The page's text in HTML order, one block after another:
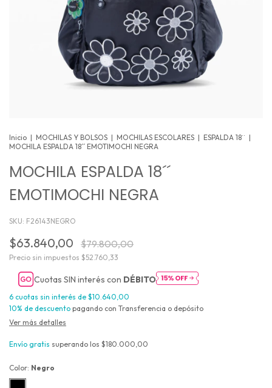
Inicio | MOCHILAS Y BOLSOS | MOCHILAS ESCOLARES | ESPALDA 18¨ |
MOCHILA ESPALDA 18´´ EMOTIMOCHI NEGRA
MOCHILA ESPALDA 18´´
EMOTIMOCHI NEGRA
SKU: F26143NEGRO
$63.840,00 $79.800,00
Precio sin impuestos $52.760,33
Cuotas SIN interés con DÉBITO
6 cuotas sin interés de $10.640,00
10% de descuento pagando con Transferencia o depósito
Ver más detalles
Envío gratis superando los $180.000,00
Color: Negro